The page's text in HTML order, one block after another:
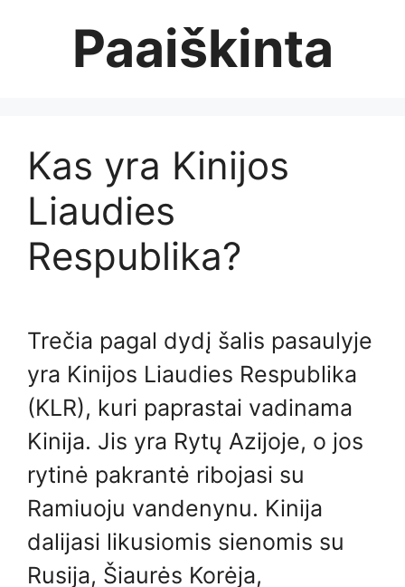
Paaiškinta
Kas yra Kinijos
Liaudies
Respublika?
Trečia pagal dydį šalis pasaulyje
yra Kinijos Liaudies Respublika
(KLR), kuri paprastai vadinama
Kinija. Jis yra Rytų Azijoje, o jos
rytinė pakrantė ribojasi su
Ramiuoju vandenynu. Kinija
dalijasi likusiomis sienomis su
Rusija, Šiaurės Korėja,